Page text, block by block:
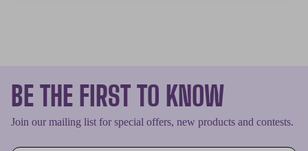
BE THE FIRST TO KNOW
Join our mailing list for special offers, new products and contests.